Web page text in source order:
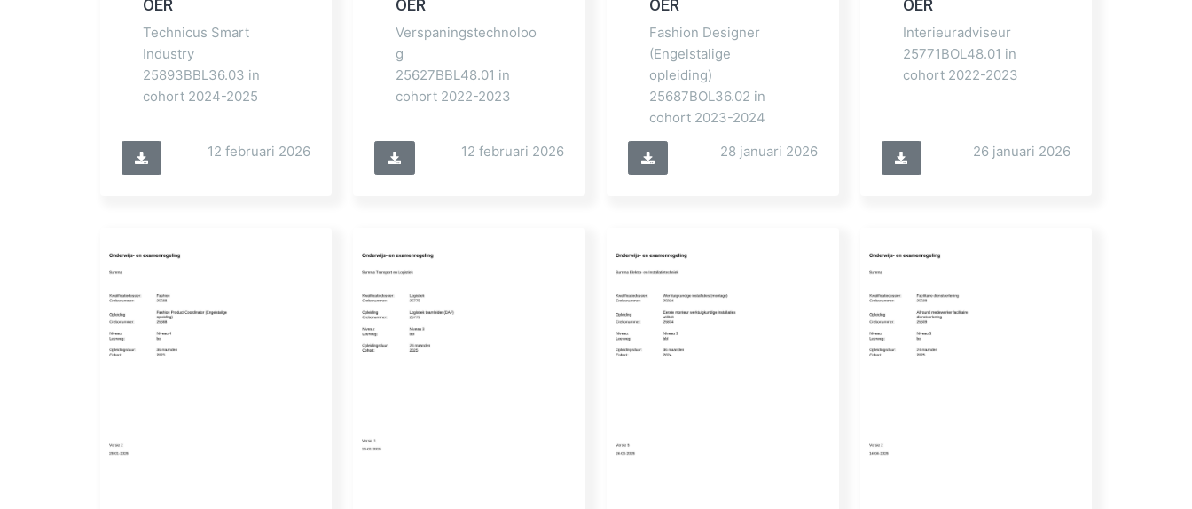
OER
Technicus Smart
Industry
25893BBL36.03 in
cohort 2024-2025
12 februari 2026
OER
Verspaningstechnoloo
g
25627BBL48.01 in
cohort 2022-2023
12 februari 2026
OER
Fashion Designer
(Engelstalige
opleiding)
25687BOL36.02 in
cohort 2023-2024
28 januari 2026
OER
Interieuradviseur
25771BOL48.01 in
cohort 2022-2023
26 januari 2026